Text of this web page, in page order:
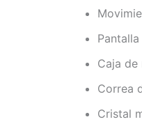
Caja de
Correa
Cristal